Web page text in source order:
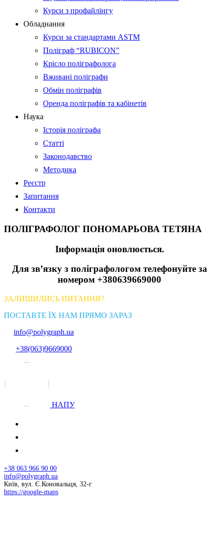
Курси з профайлінгу
Обладнання
Курси за стандартами ASTM
Поліграф “RUBICON”
Крісло поліграфолога
Вживані поліграфи
Обмін поліграфів
Оренда поліграфів та кабінетів
Наука
Історія поліграфа
Статті
Законодавство
Методика
Реєстр
Запитання
Контакти
ПОЛІГРАФОЛОГ ПОНОМАРЬОВА ТЕТЯНА
Інформація оновлюється.
Для зв’язку з поліграфологом телефонуйте за
номером +380639669000
ЗАЛИШИЛИСЬ ПИТАННЯ?
ПОСТАВТЕ ЇХ НАМ ПРЯМО ЗАРАЗ
info@polygraph.ua
+38(063)9669000
НАПУ
+38 063 966 90 00
info@polygraph.ua
Київ, вул. Є.Коновальця, 32-г
https://google-maps